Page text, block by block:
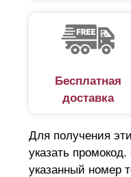
Бесплатная
доставка
Для получения
указать
указанный номер